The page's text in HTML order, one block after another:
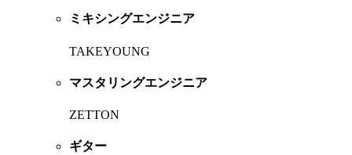
ミキシングエンジニア
TAKEYOUNG
マスタリングエンジニア
ZETTON
ギター